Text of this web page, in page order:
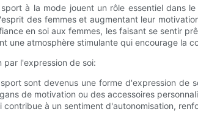
à la mode jouent un rôle essentiel dans
des femmes et augmentant leur
en soi aux femmes, les faisant se sentir
une atmosphère stimulante qui encourage la
par l'expression de soi:
sont devenus une forme d'expression de
de motivation ou des accessoires
contribue à un sentiment d'autonomisation,